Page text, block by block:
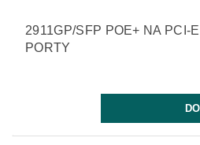
2911GP/SFP POE+ NA PCI-
PORTY